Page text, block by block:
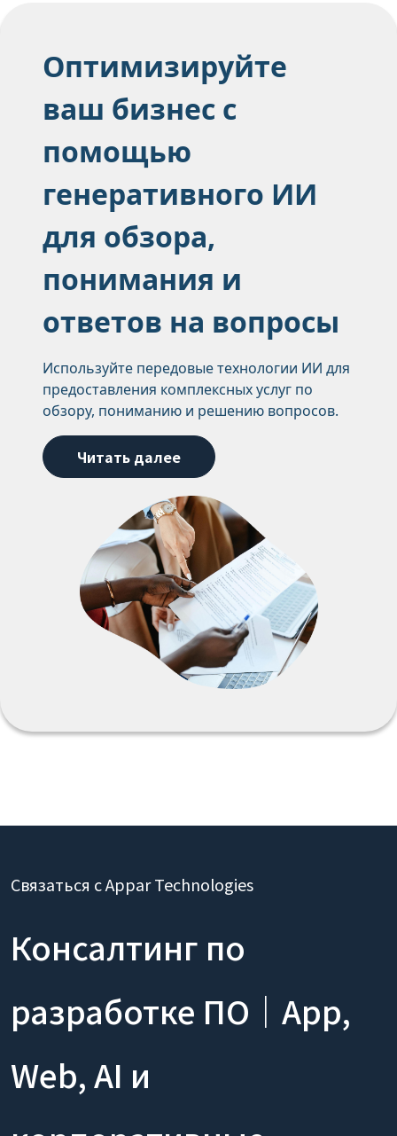
Оптимизируйте
ваш бизнес с
помощью
генеративного ИИ
для обзора,
понимания и
ответов на вопросы
Используйте передовые технологии ИИ для
предоставления комплексных услуг по
обзору, пониманию и решению вопросов.
Читать далее
Связаться с Appar Technologies
Консалтинг по
разработке ПО｜App,
Web, AI и